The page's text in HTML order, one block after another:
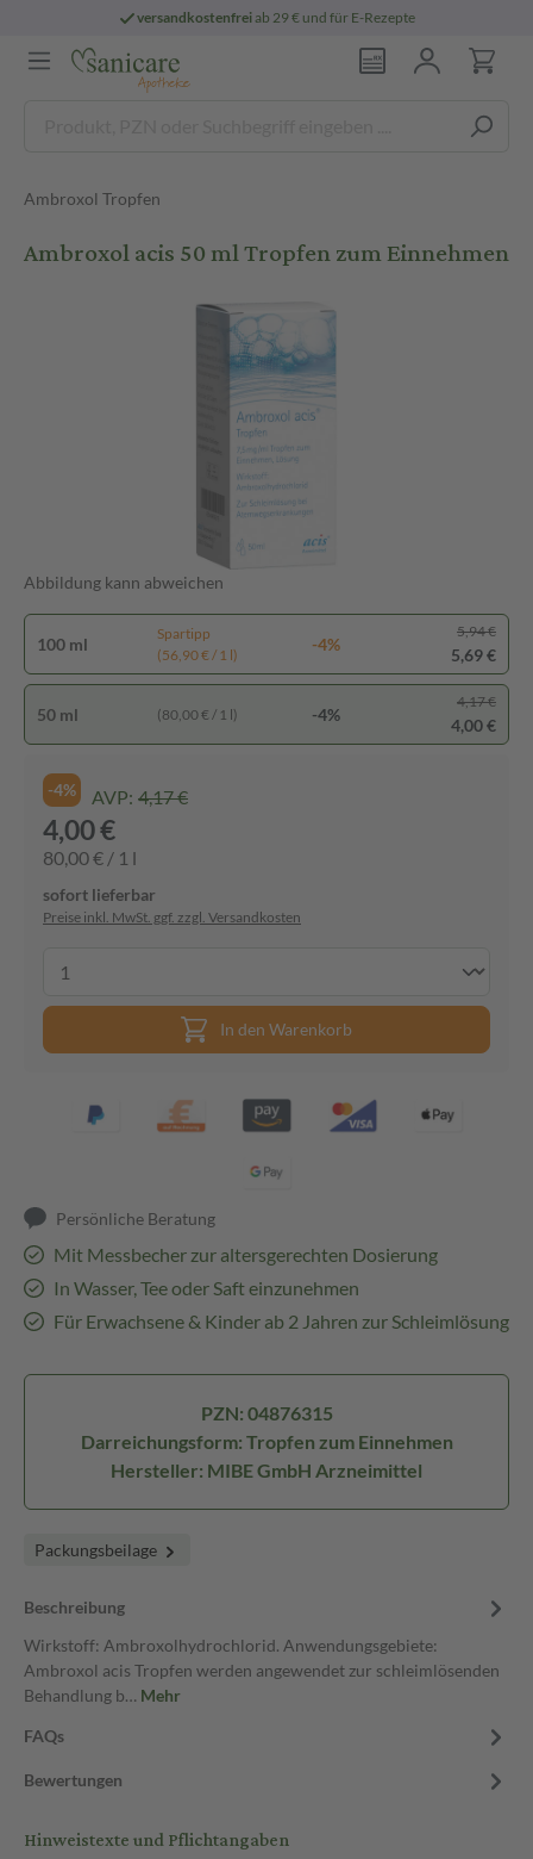
versandkostenfreiab 29 € und für E-Rezepte
Ambroxol Tropfen
Ambroxol acis 50 ml Tropfen zum Einnehmen
Abbildung kann abweichen
100 ml
Spartipp
(56,90 € / 1 l)
-4%
5,94 €
5,69 €
50 ml (80,00 € / 1 l) -4%
4,17 €
4,00 €
-4% AVP: 4,17 €
4,00 €
80,00 € / 1 l
sofort lieferbar
Preise inkl. MwSt. ggf. zzgl. Versandkosten
In den Warenkorb
Persönliche Beratung
Mit Messbecher zur altersgerechten Dosierung
In Wasser, Tee oder Saft einzunehmen
Für Erwachsene & Kinder ab 2 Jahren zur Schleimlösung
PZN: 04876315
Darreichungsform: Tropfen zum Einnehmen
Hersteller: MIBE GmbH Arzneimittel
Packungsbeilage
Beschreibung
Wirkstoff: Ambroxolhydrochlorid. Anwendungsgebiete:
Ambroxol acis Tropfen werden angewendet zur schleimlösenden
Behandlung b… Mehr
FAQs
Bewertungen
Hinweistexte und Pflichtangaben